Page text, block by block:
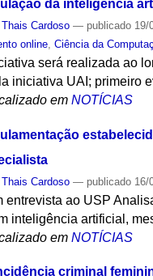
da inteligência
Thais Cardoso — publicado 19/
online ,Ciência da
será realizada ao
iniciativa UAI; primeiro
em NOTÍCIAS
Thais Cardoso — publicado 16/
entrevista ao USP
inteligência artificial,
em NOTÍCIAS
criminal